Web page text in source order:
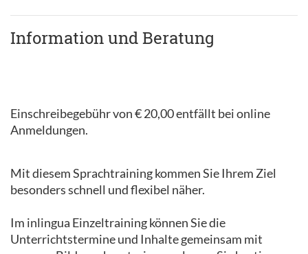
Information und Beratung
Einschreibegebühr von € 20,00 entfällt bei online
Anmeldungen.
Mit diesem Sprachtraining kommen Sie Ihrem Ziel
besonders schnell und flexibel näher.
Im inlingua Einzeltraining können Sie die
Unterrichtstermine und Inhalte gemeinsam mit